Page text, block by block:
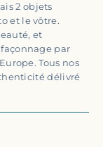
2 objets
et le vôtre.
et
par
Tous nos
délivré